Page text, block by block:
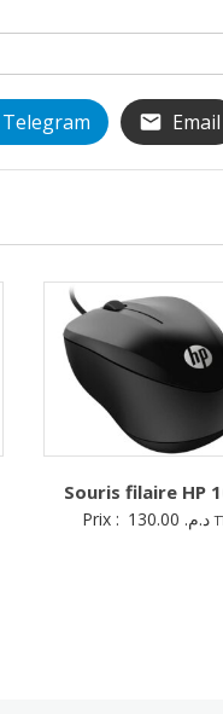
Telegram Email
Souris filaire HP
Prix : د.م.